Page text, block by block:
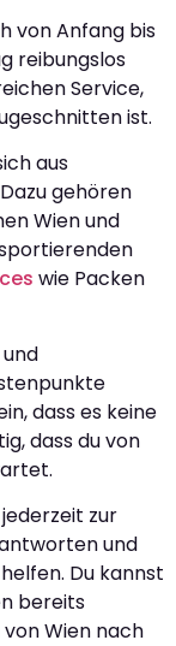
von Anfang bis
reibungslos
Service,
ist.
aus
gehören
Wien und
wie Packen
dass es keine
dass du von
zur
und
Du kannst
bereits
Wien nach